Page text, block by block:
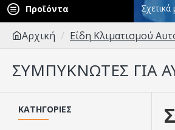
Προϊόντα Σχετικά
Αρχική Είδη Κλιματισμού
ΣΥΜΠΥΚΝΩΤΈΣ ΓΙΑ
ΚΑΤΗΓΟΡΊΕΣ